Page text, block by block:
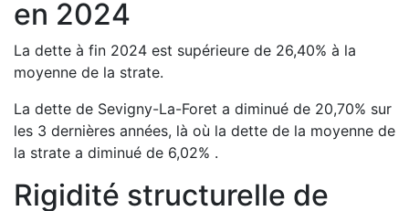
en 2024
La dette à fin 2024 est supérieure de 26,40% à la
moyenne de la strate.
La dette de Sevigny-La-Foret a diminué de 20,70% sur
les 3 dernières années, là où la dette de la moyenne de
la strate a diminué de 6,02% .
Rigidité structurelle de